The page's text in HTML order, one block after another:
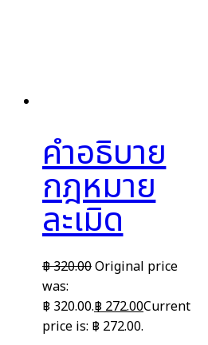
คำอธิบาย
กฎหมาย
ละเมิด
฿320.00Original price
was:
฿ 320.00.฿272.00Current
price is: ฿ 272.00.